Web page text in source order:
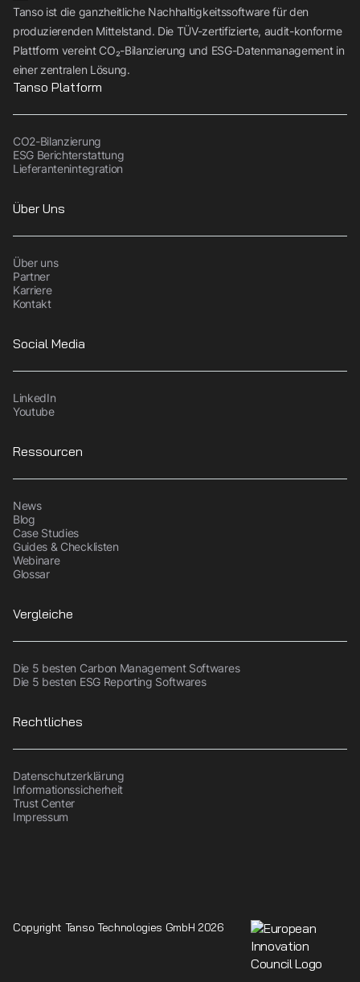
Tanso ist die ganzheitliche Nachhaltigkeitssoftware für den
produzierenden Mittelstand. Die TÜV-zertifizierte, audit-konforme
Plattform vereint CO₂-Bilanzierung und ESG-Datenmanagement in
einer zentralen Lösung.
Tanso Platform
CO2-Bilanzierung
ESG Berichterstattung
Lieferantenintegration
Über Uns
Über uns
Partner
Karriere
Kontakt
Social Media
LinkedIn
Youtube
Ressourcen
News
Blog
Case Studies
Guides & Checklisten
Webinare
Glossar
Vergleiche
Die 5 besten Carbon Management Softwares
Die 5 besten ESG Reporting Softwares
Rechtliches
Datenschutzerklärung
Informationssicherheit
Trust Center
Impressum
Copyright Tanso Technologies GmbH 2026